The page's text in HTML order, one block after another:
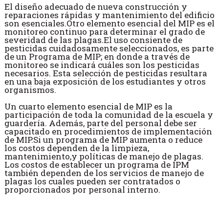
El diseño adecuado de nueva construcción y
reparaciones rápidas y mantenimiento del edificio
son esenciales.Otro elemento esencial del MIP es el
monitoreo continuo para determinar el grado de
severidad de las plagas.El uso consiente de
pesticidas cuidadosamente seleccionados, es parte
de un Programa de MIP; en donde a través de
monitoreo se indicará cuáles son los pesticidas
necesarios. Esta selección de pesticidas resultara
en una baja exposición de los estudiantes y otros
organismos.
Un cuarto elemento esencial de MIP es la
participación de toda la comunidad de la escuela y
guardería. Además, parte del personal debe ser
capacitado en procedimientos de implementación
de MIP.Si un programa de MIP aumenta o reduce
los costos dependen de la limpieza,
mantenimiento,y políticas de manejo de plagas.
Los costos de establecer un programa de IPM
también dependen de los servicios de manejo de
plagas los cuales pueden ser contratados o
proporcionados por personal interno.